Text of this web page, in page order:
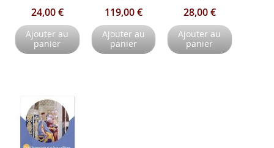
24,00 €
Ajouter au
panier
119,00 €
Ajouter au
panier
28,00 €
Ajouter au
panier